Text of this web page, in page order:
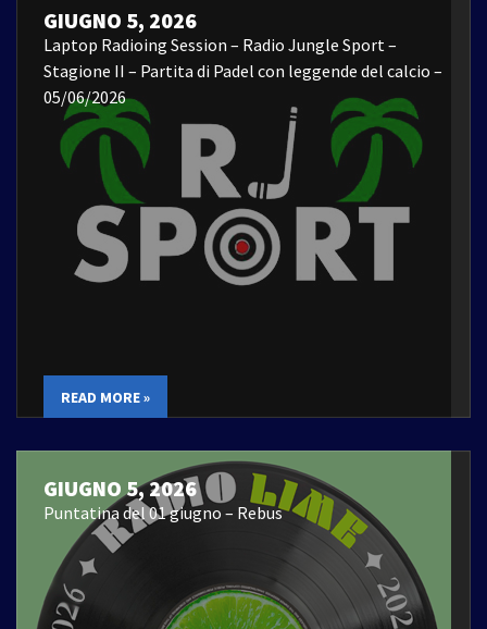
GIUGNO 5, 2026
Laptop Radioing Session – Radio Jungle Sport –
Stagione II – Partita di Padel con leggende del calcio –
05/06/2026
READ MORE »
GIUGNO 5, 2026
Puntatina del 01 giugno – Rebus